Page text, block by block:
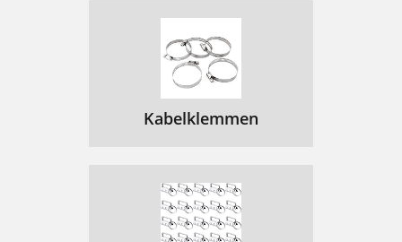
Kabelklemmen